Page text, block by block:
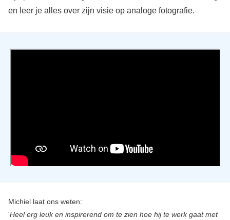
en leer je alles over zijn visie op analoge fotografie.
Michiel laat ons weten:
'Heel erg leuk en inspirerend om te zien hoe hij te werk gaat met